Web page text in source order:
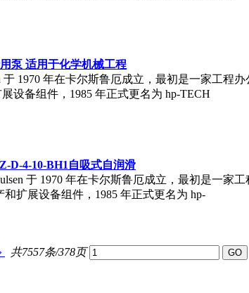
泵 适用于化学机械工程
于 1970 年在卡尔斯鲁厄成立，最初是一家工程
设备组件，1985 年正式更名为 hp-TECH
D-4-10-BH1自吸式自润滑
于 1970 年在卡尔斯鲁厄成立，最初是一家
扩展设备组件，1985 年正式更名为 hp-
共7557条/378页